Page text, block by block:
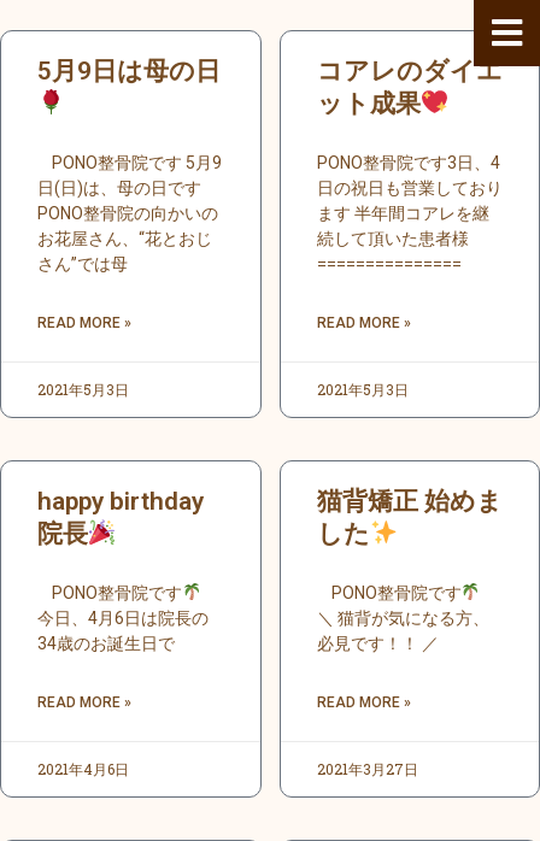
容
5月9日は母の日
PONO整骨院です 5月9
日(日)は、母の日です
PONO整骨院の向かいの
お花屋さん、“花とおじ
さん”では母
READ MORE »
2021年5月3日
コアレのダイエ
ット成果
PONO整骨院です3日、4
日の祝日も営業しており
ます 半年間コアレを継
続して頂いた患者様
===============
READ MORE »
2021年5月3日
happy birthday
院長
PONO整骨院です
今日、4月6日は院長の
34歳のお誕生日で
READ MORE »
2021年4月6日
猫背矯正 始めま
した
PONO整骨院です
＼ 猫背が気になる方、
必見です！！ ／
READ MORE »
2021年3月27日
ー
ジ
ー
ー
ー
ー
ペ
ー
ジ
ー
ジ
ー
ジ
ー
ジ
ペ
ー
ペ